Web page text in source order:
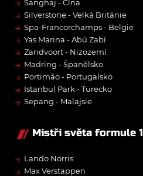
→ Šanghaj - Čína
→ Silverstone - Velká Británie
→ Spa-Francorchamps - Belgie
→ Yas Marina - Abú Zabí
→ Zandvoort - Nizozemí
→ Madring - Španělsko
→ Portimão - Portugalsko
→ Istanbul Park - Turecko
→ Sepang - Malajsie
Mistři světa formule 1
→ Lando Norris
→ Max Verstappen